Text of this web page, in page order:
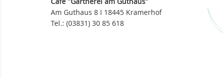
Am Guthaus 8 I 18445 Kramerhof
Tel.: (03831) 30 85 618